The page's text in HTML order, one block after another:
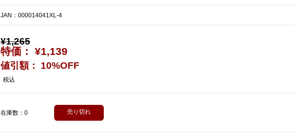
JAN：000014041XL-4
¥1,265
特価： ¥1,139
値引額： 10%OFF
税込
在庫数：0 売り切れ